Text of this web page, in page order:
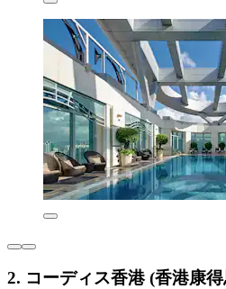
2. コーディス香港 (香港康